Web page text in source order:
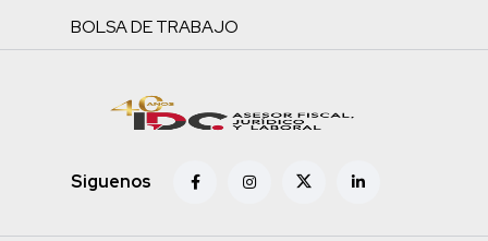
BOLSA DE TRABAJO
Siguenos